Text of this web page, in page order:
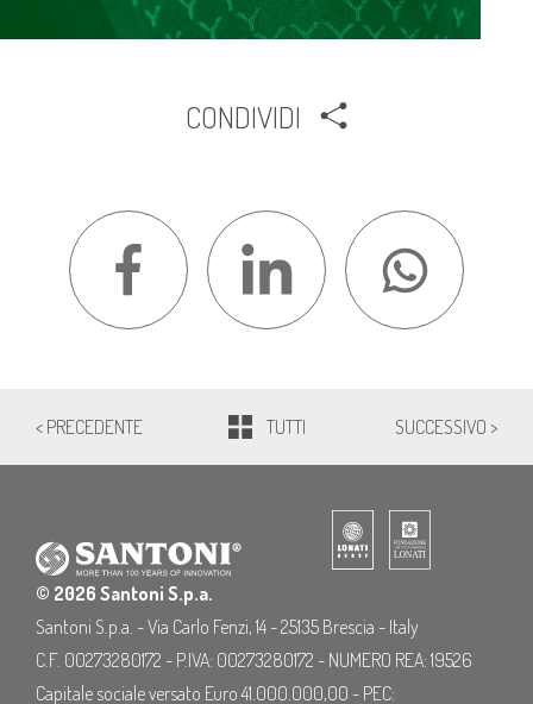
CONDIVIDI
< PRECEDENTE TUTTI SUCCESSIVO >
© 2026 Santoni S.p.a.
Santoni S.p.a. - Via Carlo Fenzi, 14 - 25135 Brescia - Italy
C.F. 00273280172 - P.IVA: 00273280172 - NUMERO REA: 19526
Capitale sociale versato Euro 41.000.000,00 - PEC: